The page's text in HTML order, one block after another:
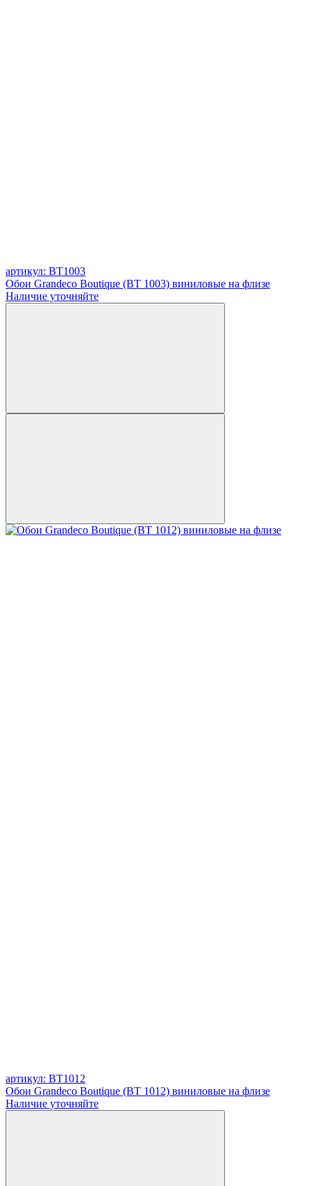
артикул: BT1003
Обои Grandeco Boutique (BT 1003) виниловые на флизе
Наличие уточняйте
артикул: BT1012
Обои Grandeco Boutique (BT 1012) виниловые на флизе
Наличие уточняйте